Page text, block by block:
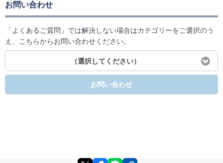
お問い合わせ
「よくあるご質問」では解決しない場合はカテゴリーをご選択のう
え、こちらからお問い合わせください。
（選択してください）
お問い合わせ